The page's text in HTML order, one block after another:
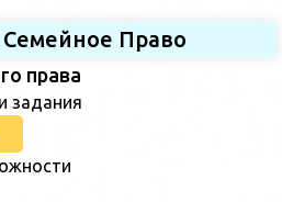
Семейное Право
права
задания